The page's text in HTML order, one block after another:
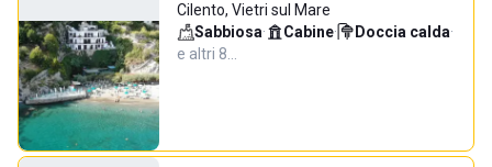
Cilento, Vietri sul Mare
Sabbiosa· Cabine· Doccia calda·
e altri 8…